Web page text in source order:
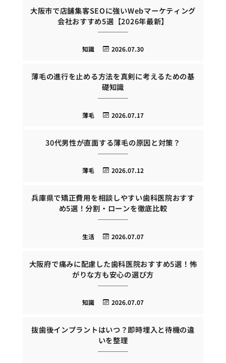
大阪市で店舗集客SEOに強いWebマーケティング
会社おすすめ5選【2026年最新】
2026.07.30
知識
薄毛の進行を止める方法を真剣に考えるための基
礎知識
2026.07.17
薄毛
30代男性が直面する薄毛の原因と対策？
2026.07.12
薄毛
兵庫県で矯正費用を相談しやすい歯科医院おすす
め5選！分割・ローンを徹底比較
2026.07.07
生活
大阪府で痛みに配慮した歯科医院おすすめ5選！怖
がりな方も安心の選び方
2026.07.07
知識
抜歯後インプラントはいつ？即時埋入と待機の違
いを整理